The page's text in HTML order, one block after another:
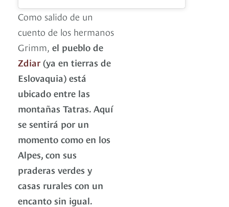
Como salido de un
cuento de los hermanos
Grimm, el pueblo de
Zdiar (ya en tierras de
Eslovaquia) está
ubicado entre las
montañas Tatras. Aquí
se sentirá por un
momento como en los
Alpes, con sus
praderas verdes y
casas rurales con un
encanto sin igual.